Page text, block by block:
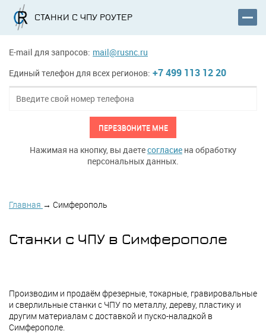
СТАНКИ С ЧПУ РОУТЕР
E-mail для запросов: mail@rusnc.ru
Единый телефон для всех регионов: +7 499 113 12 20
ПЕРЕЗВОНИТЕ МНЕ
Нажимая на кнопку, вы даетесогласие на обработку
персональных данных.
Главная → Симферополь
Станки с ЧПУ в Симферополе
Производим и продаём фрезерные, токарные, гравировальные
и сверлильные станки с ЧПУ по металлу, дереву, пластику и
другим материалам с доставкой и пуско-наладкой в
Симферополе.